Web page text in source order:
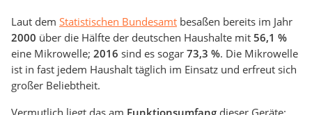
Laut dem Statistischen Bundesamt besaßen bereits im Jahr
2000 über die Hälfte der deutschen Haushalte mit 56,1 %
eine Mikrowelle; 2016 sind es sogar 73,3 %. Die Mikrowelle
ist in fast jedem Haushalt täglich im Einsatz und erfreut sich
großer Beliebtheit.